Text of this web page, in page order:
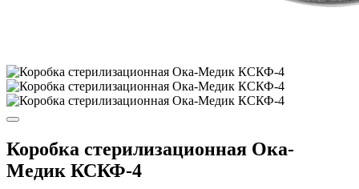
Коробка стерилизационная Ока-
Медик КСКФ-4